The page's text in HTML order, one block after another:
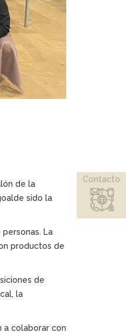
de la
sido la
La
productos de
de
la
a colaborar con
Contacto